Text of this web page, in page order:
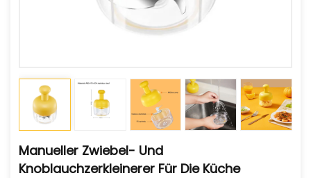
Manueller Zwiebel- Und
Knoblauchzerkleinerer Für Die Küche